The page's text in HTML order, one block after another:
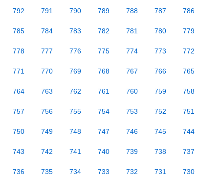
792 791 790 789 788 787 786
785 784 783 782 781 780 779
778 777 776 775 774 773 772
771 770 769 768 767 766 765
764 763 762 761 760 759 758
757 756 755 754 753 752 751
750 749 748 747 746 745 744
743 742 741 740 739 738 737
736 735 734 733 732 731 730